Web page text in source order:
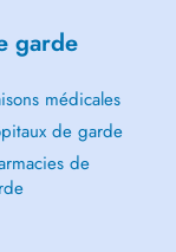
garde
médicales
de garde
de